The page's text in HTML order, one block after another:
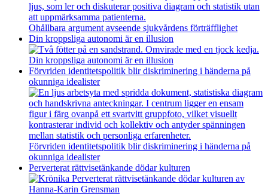
Ohållbara argument avseende sjukvårdens förträfflighet
Din kroppsliga autonomi är en illusion
Din kroppsliga autonomi är en illusion
Förvriden identitetspolitik blir diskriminering i händerna på
okunniga idealister
Förvriden identitetspolitik blir diskriminering i händerna på
okunniga idealister
Perverterat rättvisetänkande dödar kulturen